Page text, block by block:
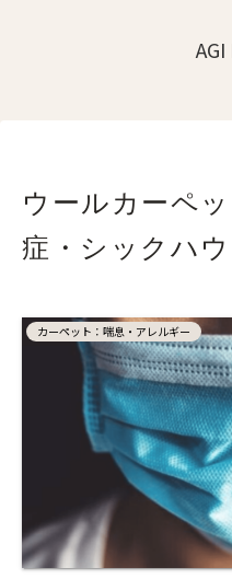
AGI
ウールカーペ
症・シックハ
カーペット：喘息・アレルギー